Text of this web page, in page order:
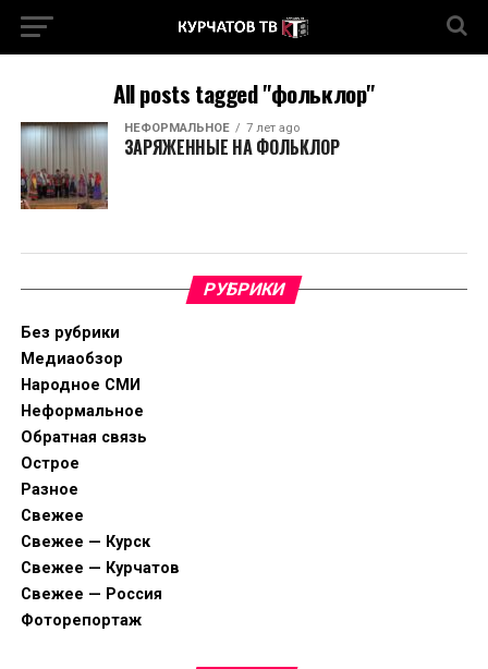
All posts tagged "фольклор"
НЕФОРМАЛЬНОЕ 7 лет ago
ЗАРЯЖЕННЫЕ НА ФОЛЬКЛОР
РУБРИКИ
Без рубрики
Медиаобзор
Народное СМИ
Неформальное
Обратная связь
Острое
Разное
Свежее
Свежее — Курск
Свежее — Курчатов
Свежее — Россия
Фоторепортаж